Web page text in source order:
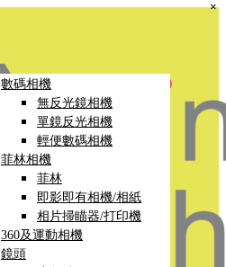
數碼相機
無反光鏡相機
單鏡反光相機
輕便數碼相機
菲林相機
菲林
即影即有相機/相紙
相片掃瞄器/打印機
360及運動相機
鏡頭
×